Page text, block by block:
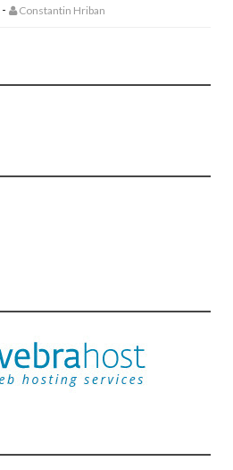
- Constantin Hriban